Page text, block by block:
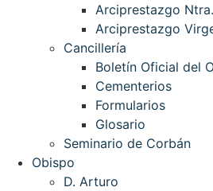
Arciprestazgo
Arciprestazgo
Cancillería
Boletín Oficial del
Cementerios
Formularios
Glosario
Seminario de Corbán
Obispo
D. Arturo